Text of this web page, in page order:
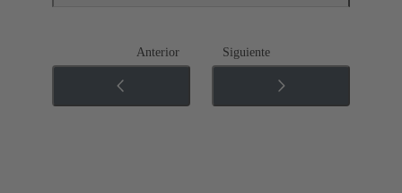
Anterior Siguiente